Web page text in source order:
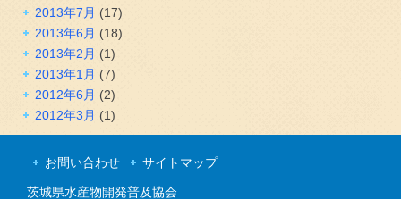
2013年7月 (17)
2013年6月 (18)
2013年2月 (1)
2013年1月 (7)
2012年6月 (2)
2012年3月 (1)
お問い合わせ サイトマップ
茨城県水産物開発普及協会